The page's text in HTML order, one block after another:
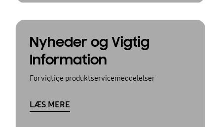
Nyheder og Vigtig
Information
For vigtige produktservicemeddelelser
LÆS MERE